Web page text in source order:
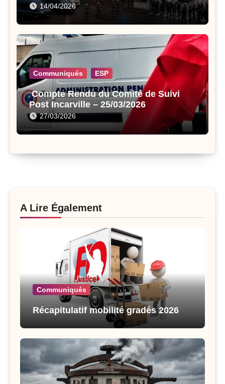
14/04/2026
Communiqués ESP
Compte Rendu du Comité de Suivi
Post Incarville – 25/03/2026
27/03/2026
A Lire Également
Communiqués
Récapitulatif mobilité gradés 2026